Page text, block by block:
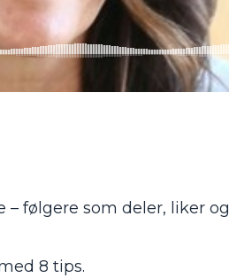
følgere som deler, liker og
8 tips.